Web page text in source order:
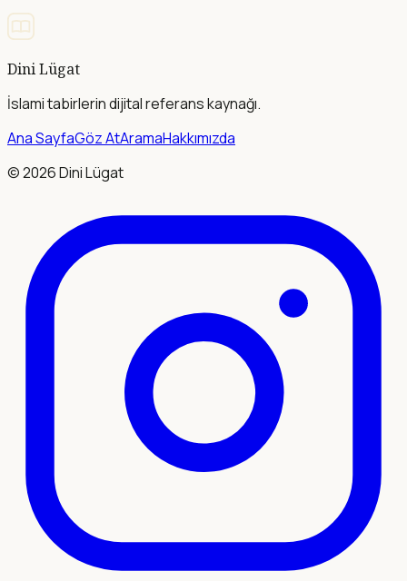
Dini Lügat
İslami tabirlerin dijital referans kaynağı.
Ana SayfaGöz AtAramaHakkımızda
©2026Dini Lügat